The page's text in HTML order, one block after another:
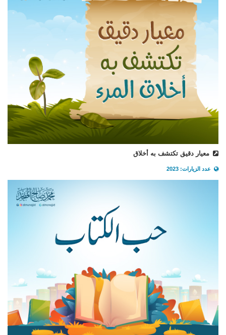
معيار دقيق تكتشف به أخلاق
عدد الزيارات: 2023